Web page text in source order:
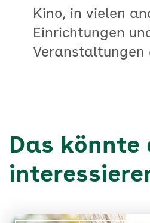
Kino, in vielen
Einrichtungen
Veranstaltungen
Das könnte